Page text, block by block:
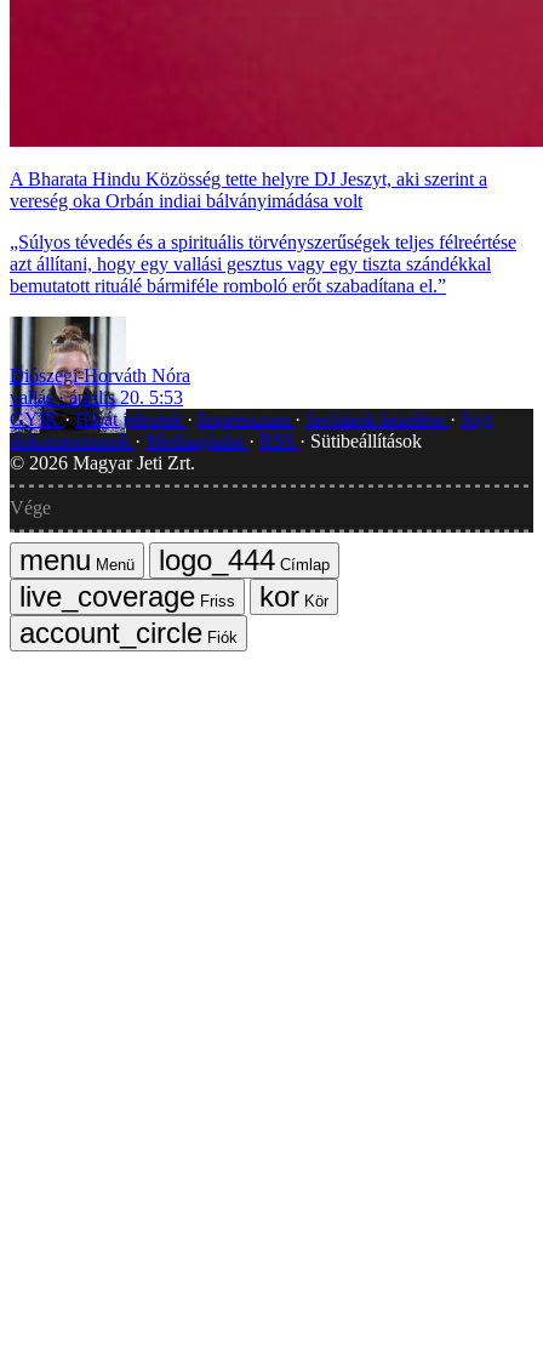
A Bharata Hindu Közösség tette helyre DJ Jeszyt, aki szerint a
vereség oka Orbán indiai bálványimádása volt
„Súlyos tévedés és a spirituális törvényszerűségek teljes félreértése
azt állítani, hogy egy vallási gesztus vagy egy tiszta szándékkal
bemutatott rituálé bármiféle romboló erőt szabadítana el.”
Diószegi-Horváth Nóra
vallás
április 20. 5:53
GYIK Hibát jelentek Impresszum Javítások kezelése
Jogi
dokumentumok
Médiaajánlat RSS
Sütibeállítások
© 2026 Magyar Jeti Zrt.
Vége
Menü
Címlap
Friss
Kör
Fiók